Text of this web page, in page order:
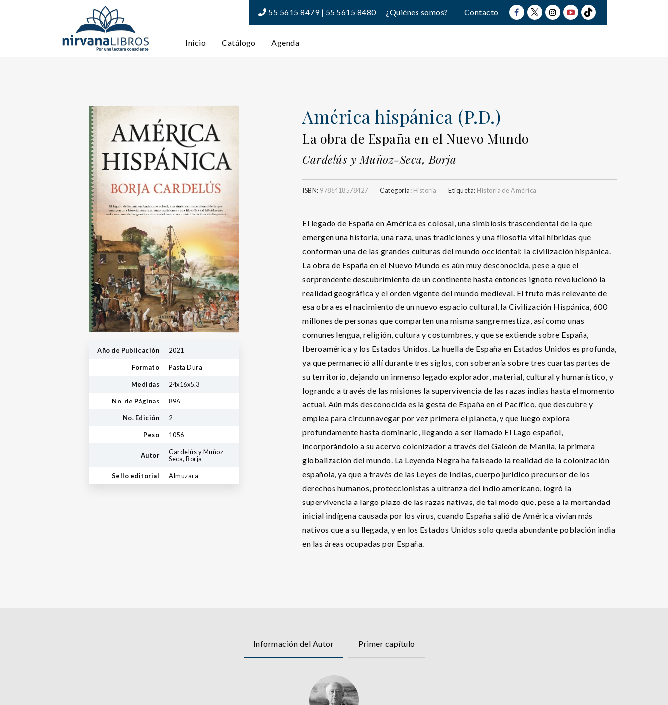
55 5615 8479 | 55 5615 8480 ¿Quiénes somos? Contacto
Inicio Catálogo Agenda
Año de Publicación 2021
Formato Pasta Dura
Medidas 24x16x5.3
No. de Páginas 896
No. Edición 2
Peso 1056
Autor
Cardelús y Muñoz-
Seca, Borja
Sello editorial Almuzara
América hispánica (P.D.)
La obra de España en el Nuevo Mundo
Cardelús y Muñoz-Seca, Borja
ISBN: 9788418578427 Categoría: Historia Etiqueta: Historia de América
El legado de España en América es colosal, una simbiosis trascendental de la que
emergen una historia, una raza, unas tradiciones y una filosofía vital híbridas que
conforman una de las grandes culturas del mundo occidental: la civilización hispánica.
La obra de España en el Nuevo Mundo es aún muy desconocida, pese a que el
sorprendente descubrimiento de un continente hasta entonces ignoto revolucionó la
realidad geográfica y el orden vigente del mundo medieval. El fruto más relevante de
esa obra es el nacimiento de un nuevo espacio cultural, la Civilización Hispánica, 600
millones de personas que comparten una misma sangre mestiza, así como unas
comunes lengua, religión, cultura y costumbres, y que se extiende sobre España,
Iberoamérica y los Estados Unidos. La huella de España en Estados Unidos es profunda,
ya que permaneció allí durante tres siglos, con soberanía sobre tres cuartas partes de
su territorio, dejando un inmenso legado explorador, material, cultural y humanístico, y
logrando a través de las misiones la supervivencia de las razas indias hasta el momento
actual. Aún más desconocida es la gesta de España en el Pacífico, que descubre y
emplea para circunnavegar por vez primera el planeta, y que luego explora
profundamente hasta dominarlo, llegando a ser llamado El Lago español,
incorporándolo a su acervo colonizador a través del Galeón de Manila, la primera
globalización del mundo. La Leyenda Negra ha falseado la realidad de la colonización
española, ya que a través de las Leyes de Indias, cuerpo jurídico precursor de los
derechos humanos, proteccionistas a ultranza del indio americano, logró la
supervivencia a largo plazo de las razas nativas, de tal modo que, pese a la mortandad
inicial indígena causada por los virus, cuando España salió de América vivían más
nativos que a su llegada, y en los Estados Unidos solo queda abundante población india
en las áreas ocupadas por España.
Información del Autor Primer capítulo